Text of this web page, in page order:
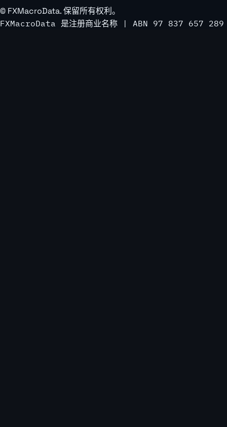
© FXMacroData. 保留所有权利。
FXMacroData 是注册商业名称 | ABN 97 837 657 289